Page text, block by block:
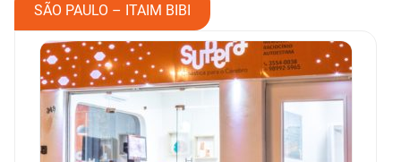
SÃO PAULO – ITAIM BIBI